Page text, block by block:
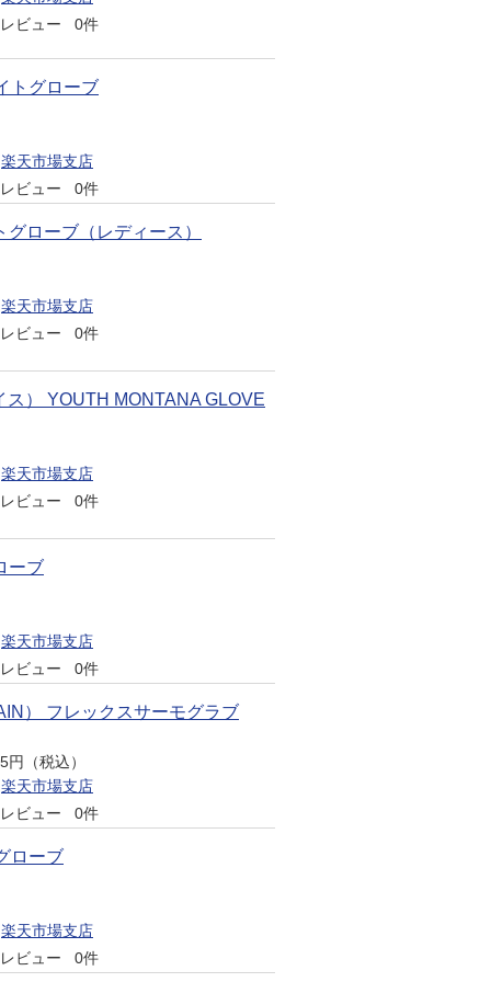
レビュー
0件
トグローブ
楽天市場支店
レビュー
0件
ローブ（レディース）
楽天市場支店
レビュー
0件
） YOUTH MONTANA GLOVE
楽天市場支店
レビュー
0件
ーブ
楽天市場支店
レビュー
0件
） フレックスサーモグラブ
円（税込）
楽天市場支店
レビュー
0件
ローブ
楽天市場支店
レビュー
0件